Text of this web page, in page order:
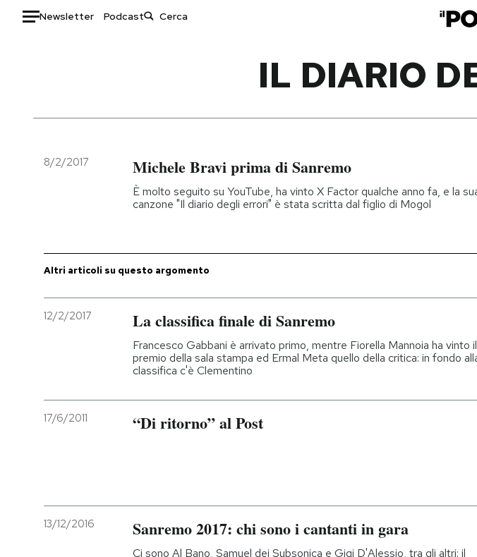
Newsletter Podcast
Italia
Politica
Moda
Ok Boomer!
CALENDARIO
IL DIARIO
8/2/2017 Michele Bravi prima di Sanremo
È molto seguito su YouTube, ha vinto X Factor qualche anno fa, e la
canzone "Il diario degli errori" è stata scritta dal figlio di Mogol
Altri articoli su questo argomento
12/2/2017 La classifica finale di Sanremo
Francesco Gabbani è arrivato primo, mentre Fiorella Mannoia ha vinto il
premio della sala stampa ed Ermal Meta quello della critica: in fondo
classifica c'è Clementino
17/6/2011 “Di ritorno” al Post
13/12/2016 Sanremo 2017: chi sono i cantanti in gara
Ci sono Al Bano, Samuel dei Subsonica e Gigi D'Alessio, tra gli altri: il